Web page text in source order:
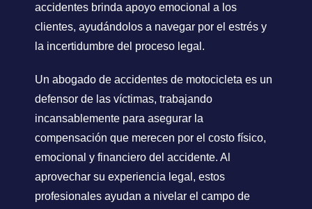
accidentes brinda apoyo emocional a los
clientes, ayudándolos a navegar por el estrés y
la incertidumbre del proceso legal.
Un abogado de accidentes de motocicleta es un
defensor de las víctimas, trabajando
incansablemente para asegurar la
compensación que merecen por el costo físico,
emocional y financiero del accidente. Al
aprovechar su experiencia legal, estos
profesionales ayudan a nivelar el campo de